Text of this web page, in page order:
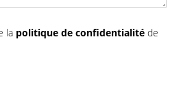
la politique de confidentialité de